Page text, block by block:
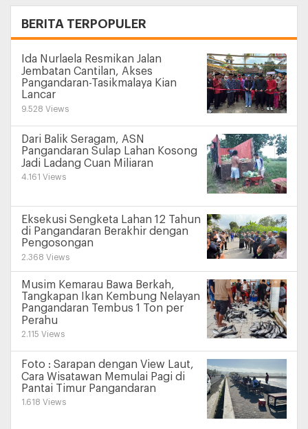
BERITA TERPOPULER
Ida Nurlaela Resmikan Jalan
Jembatan Cantilan, Akses
Pangandaran-Tasikmalaya Kian
Lancar
9.528 Views
Dari Balik Seragam, ASN
Pangandaran Sulap Lahan Kosong
Jadi Ladang Cuan Miliaran
4.161 Views
Eksekusi Sengketa Lahan 12 Tahun
di Pangandaran Berakhir dengan
Pengosongan
2.368 Views
Musim Kemarau Bawa Berkah,
Tangkapan Ikan Kembung Nelayan
Pangandaran Tembus 1 Ton per
Perahu
2.115 Views
Foto : Sarapan dengan View Laut,
Cara Wisatawan Memulai Pagi di
Pantai Timur Pangandaran
1.618 Views